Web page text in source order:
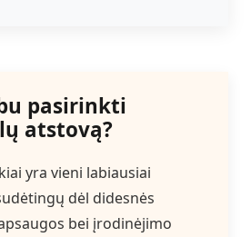
pasirinkti
atstovą?
yra vieni labiausiai
dėl didesnės
bei įrodinėjimo